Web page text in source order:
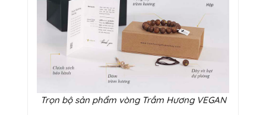
Trọn bộ sản phẩm vòng Trầm Hương VEGAN